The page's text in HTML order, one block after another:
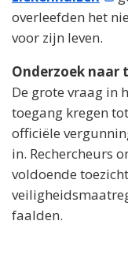
overleefden het
voor zijn leven.
Onderzoek naar
De grote vraag in
toegang kregen
officiële
in. Rechercheurs
voldoende
faalden.